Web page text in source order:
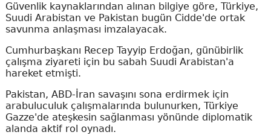
Güvenlik kaynaklarından alınan bilgiye göre, Türkiye,
Suudi Arabistan ve Pakistan bugün Cidde'de ortak
savunma anlaşması imzalayacak.
Cumhurbaşkanı Recep Tayyip Erdoğan, günübirlik
çalışma ziyareti için bu sabah Suudi Arabistan'a
hareket etmişti.
Pakistan, ABD-İran savaşını sona erdirmek için
arabuluculuk çalışmalarında bulunurken, Türkiye
Gazze'de ateşkesin sağlanması yönünde diplomatik
alanda aktif rol oynadı.